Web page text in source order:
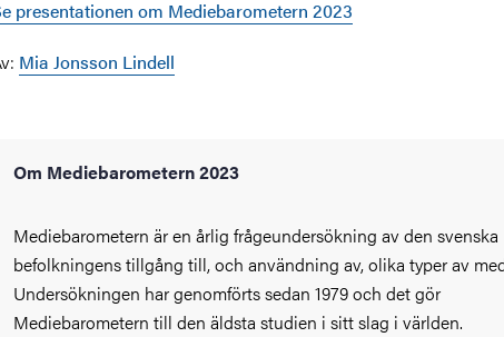
presentationen om Mediebarometern 2023
Mia Jonsson Lindell
Om Mediebarometern 2023
Mediebarometern är en årlig frågeundersökning av den svenska
befolkningens tillgång till, och användning av, olika typer av
Undersökningen har genomförts sedan 1979 och det gör
Mediebarometern till den äldsta studien i sitt slag i världen.